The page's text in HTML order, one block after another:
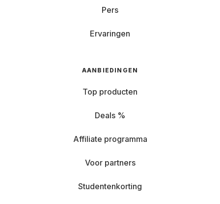
Pers
Ervaringen
AANBIEDINGEN
Top producten
Deals %
Affiliate programma
Voor partners
Studentenkorting